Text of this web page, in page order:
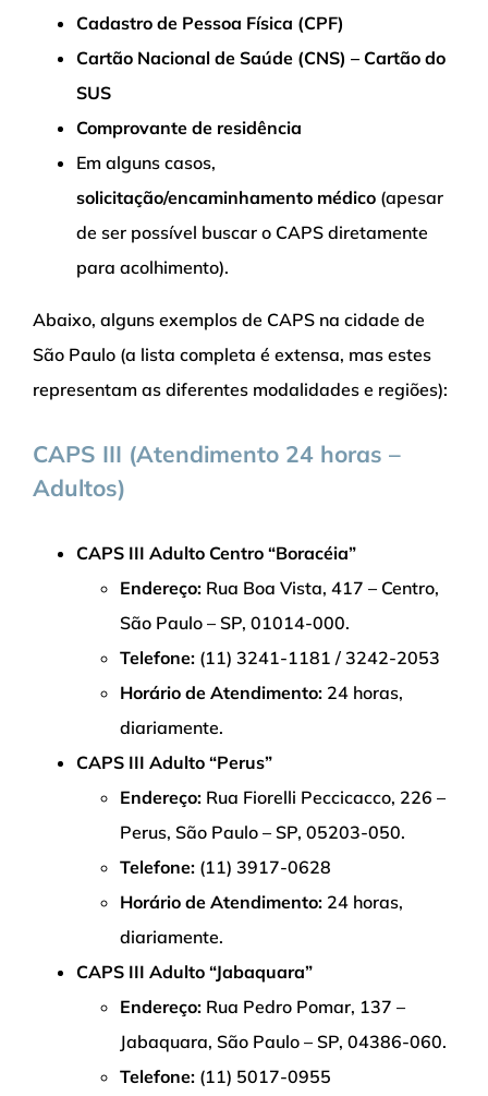
Cadastro de Pessoa Física (CPF)
Cartão Nacional de Saúde (CNS) – Cartão do
SUS
Comprovante de residência
Em alguns casos,
solicitação/encaminhamento médico (apesar
de ser possível buscar o CAPS diretamente
para acolhimento).
Abaixo, alguns exemplos de CAPS na cidade de
São Paulo (a lista completa é extensa, mas estes
representam as diferentes modalidades e regiões):
CAPS III (Atendimento 24 horas –
Adultos)
CAPS III Adulto Centro “Boracéia”
Endereço: Rua Boa Vista, 417 – Centro,
São Paulo – SP, 01014-000.
Telefone: (11) 3241-1181 / 3242-2053
Horário de Atendimento: 24 horas,
diariamente.
CAPS III Adulto “Perus”
Endereço: Rua Fiorelli Peccicacco, 226 –
Perus, São Paulo – SP, 05203-050.
Telefone: (11) 3917-0628
Horário de Atendimento: 24 horas,
diariamente.
CAPS III Adulto “Jabaquara”
Endereço: Rua Pedro Pomar, 137 –
Jabaquara, São Paulo – SP, 04386-060.
Telefone: (11) 5017-0955